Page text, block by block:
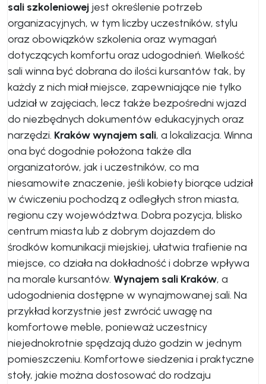
sali szkoleniowej jest określenie potrzeb
organizacyjnych, w tym liczby uczestników, stylu
oraz obowiązków szkolenia oraz wymagań
dotyczących komfortu oraz udogodnień. Wielkość
sali winna być dobrana do ilości kursantów tak, by
każdy z nich miał miejsce, zapewniające nie tylko
udział w zajęciach, lecz także bezpośredni wjazd
do niezbędnych dokumentów edukacyjnych oraz
narzędzi. Kraków wynajem sali, a lokalizacja. Winna
ona być dogodnie położona także dla
organizatorów, jak i uczestników, co ma
niesamowite znaczenie, jeśli kobiety biorące udział
w ćwiczeniu pochodzą z odległych stron miasta,
regionu czy województwa. Dobra pozycja, blisko
centrum miasta lub z dobrym dojazdem do
środków komunikacji miejskiej, ułatwia trafienie na
miejsce, co działa na dokładność i dobrze wpływa
na morale kursantów. Wynajem sali Kraków, a
udogodnienia dostępne w wynajmowanej sali. Na
przykład korzystnie jest zwrócić uwagę na
komfortowe meble, ponieważ uczestnicy
niejednokrotnie spędzają dużo godzin w jednym
pomieszczeniu. Komfortowe siedzenia i praktyczne
stoły, jakie można dostosować do rodzaju